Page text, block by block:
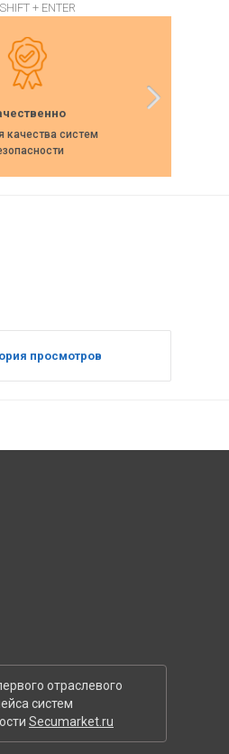
+ ENTER
качества систем
просмотров
отраслевого
систем
Secumarket.ru